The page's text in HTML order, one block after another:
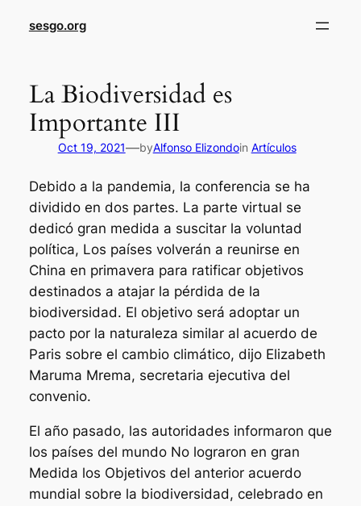
sesgo.org
La Biodiversidad es
Importante III
Oct 19, 2021—byAlfonso Elizondoin Artículos
Debido a la pandemia, la conferencia se ha
dividido en dos partes. La parte virtual se
dedicó gran medida a suscitar la voluntad
política, Los países volverán a reunirse en
China en primavera para ratificar objetivos
destinados a atajar la pérdida de la
biodiversidad. El objetivo será adoptar un
pacto por la naturaleza similar al acuerdo de
Paris sobre el cambio climático, dijo Elizabeth
Maruma Mrema, secretaria ejecutiva del
convenio.
El año pasado, las autoridades informaron que
los países del mundo No lograron en gran
Medida los Objetivos del anterior acuerdo
mundial sobre la biodiversidad, celebrado en